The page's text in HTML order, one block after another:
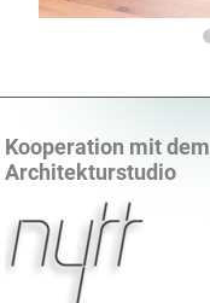
Kooperation mit dem
Architekturstudio